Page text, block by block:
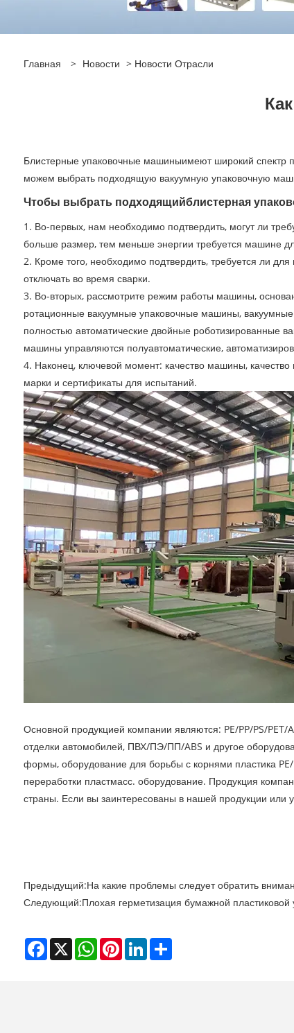
Главная > Новости > Новости Отрасли
Блистерные упаковочные машиныимеют широкий спектр
можем выбрать подходящую вакуумную упаковочную
Чтобы выбрать подходящийблистерная
1. Во-первых, нам необходимо подтвердить, могут ли
больше размер, тем меньше энергии требуется машине
2. Кроме того, необходимо подтвердить, требуется ли
отключать во время сварки.
3. Во-вторых, рассмотрите режим работы машины,
ротационные вакуумные упаковочные машины,
полностью автоматические двойные роботизированные
машины управляются полуавтоматические,
4. Наконец, ключевой момент: качество машины,
марки и сертификаты для испытаний.
Основной продукцией компании являются: PE/PP/PS/PET/
отделки автомобилей, ПВХ/ПЭ/ПП/ABS и другое
формы, оборудование для борьбы с корнями пластика PE/
переработки пластмасс. оборудование. Продукция
страны. Если вы заинтересованы в нашей продукции или
Предыдущий:На какие проблемы следует обратить
Следующий:Плохая герметизация бумажной
Facebook
X WhatsAppPinterestLinkedInShare